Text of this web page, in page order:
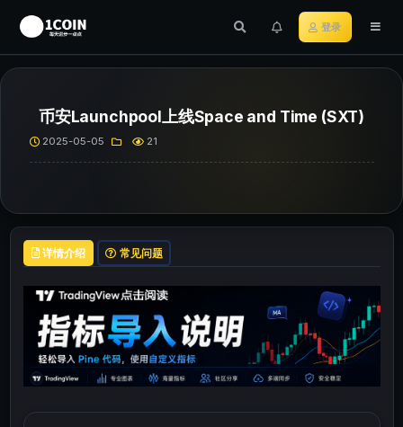
登录
币安Launchpool上线Space and Time (SXT)
2025-05-05 21
详情介绍 常见问题